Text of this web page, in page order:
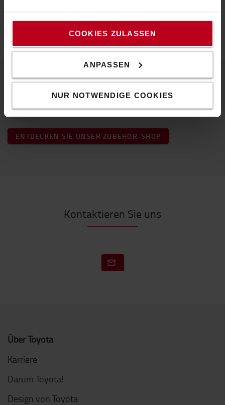
COOKIES ZULASSEN
ANPASSEN
NUR NOTWENDIGE COOKIES
Beliebtes Zubehör
ENTDECKEN SIE UNSER ZUBEHÖR-SHOP
Kontaktieren Sie uns
Über Toyota
Karriere
Darum Toyota!
Design von Toyota